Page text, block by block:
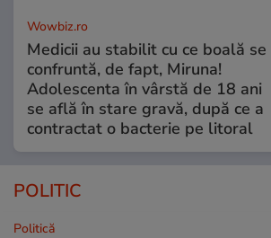
Wowbiz.ro
Medicii au stabilit cu ce boală se
confruntă, de fapt, Miruna!
Adolescenta în vârstă de 18 ani
se află în stare gravă, după ce a
contractat o bacterie pe litoral
POLITIC
Politică